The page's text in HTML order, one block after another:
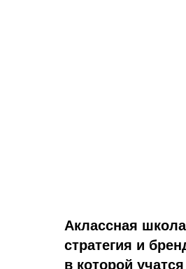
Аклассная школа
стратегия и
в которой